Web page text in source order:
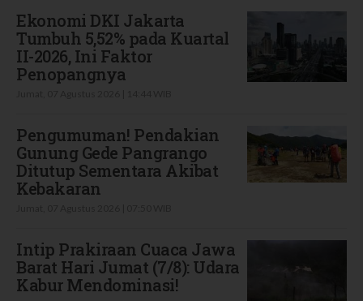
Ekonomi DKI Jakarta
Tumbuh 5,52% pada Kuartal
II-2026, Ini Faktor
Penopangnya
Pengumuman! Pendakian
Gunung Gede Pangrango
Ditutup Sementara Akibat
Kebakaran
Intip Prakiraan Cuaca Jawa
Barat Hari Jumat (7/8): Udara
Kabur Mendominasi!